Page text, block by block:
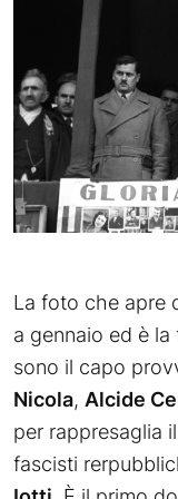
La foto che apre
a gennaio ed è
sono il capo
Nicola, Alcide
per rappresaglia
fascisti